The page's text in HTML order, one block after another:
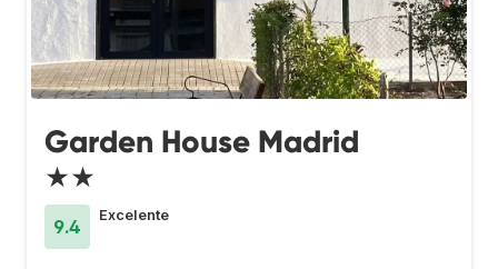
Garden House Madrid
★★
9.4
Excelente